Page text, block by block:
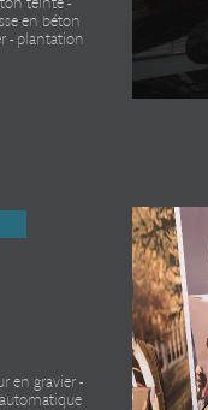
en béton
- plantation
en gravier -